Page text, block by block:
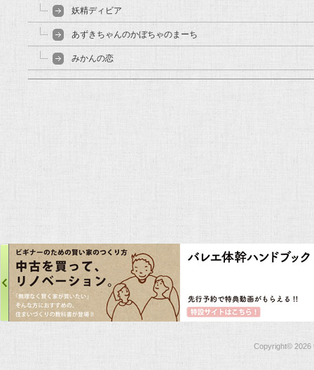
妖精ディビア
あずきちゃんのかぼちゃのまーち
みかんの恋
Copyright© 2026